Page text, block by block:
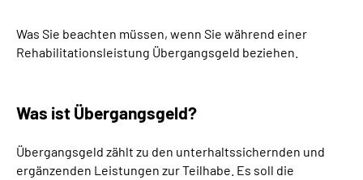
Beratung & Kontakt
Über uns & Presse
Online-Services
Was Sie beachten müssen, wenn Sie während einer
Rehabilitationsleistung Übergangsgeld beziehen.
Was ist Übergangsgeld?
Übergangsgeld zählt zu den unterhaltssichernden und
ergänzenden Leistungen zur Teilhabe. Es soll die